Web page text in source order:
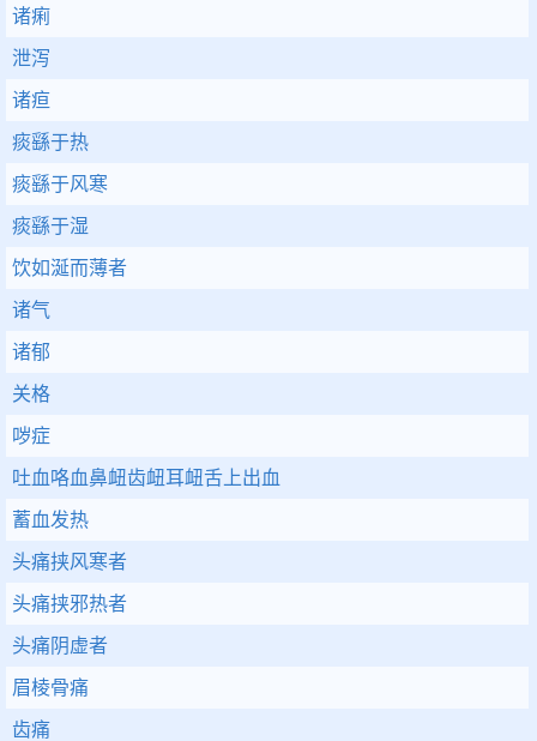
诸痢
泄泻
诸疸
痰繇于热
痰繇于风寒
痰繇于湿
饮如涎而薄者
诸气
诸郁
关格
哕症
吐血咯血鼻衄齿衄耳衄舌上出血
蓄血发热
头痛挟风寒者
头痛挟邪热者
头痛阴虚者
眉棱骨痛
齿痛